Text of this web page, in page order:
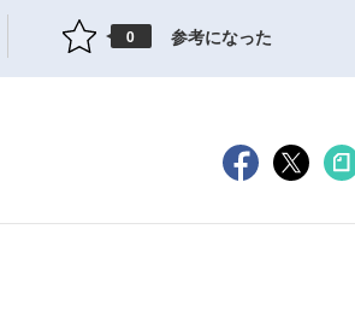
0 参考になった